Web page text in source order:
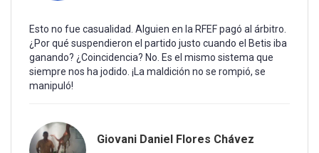
Esto no fue casualidad. Alguien en la RFEF pagó al árbitro.
¿Por qué suspendieron el partido justo cuando el Betis iba
ganando? ¿Coincidencia? No. Es el mismo sistema que
siempre nos ha jodido. ¡La maldición no se rompió, se
manipuló!
Giovani Daniel Flores Chávez